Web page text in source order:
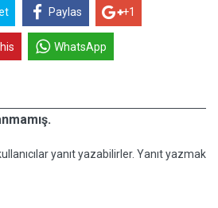
Paylas +1
WhatsApp
yanıt yazabilirler. Yanıt yazmak